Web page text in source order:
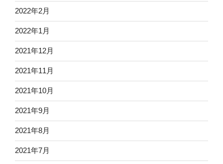
2022年2月
2022年1月
2021年12月
2021年11月
2021年10月
2021年9月
2021年8月
2021年7月